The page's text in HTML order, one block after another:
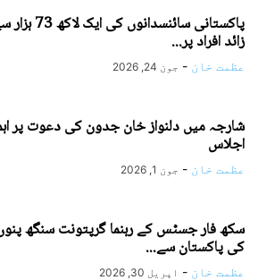
پاکستانی سائنسدانوں کی ایک
زائد افراد پر...
عظمت خان - جون 24, 2026
شارجہ میں دلنواز خان جدون کی دعوت پر
اجلاس
عظمت خان - جون 1, 2026
سکھ فار جسٹس کے رہنما گرپتونت سنگھ
کی پاکستان سے...
عظمت خان - اپریل 30, 2026